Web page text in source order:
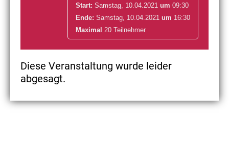
Start: Samstag, 10.04.2021 um 09:30
Ende: Samstag, 10.04.2021 um 16:30
Maximal 20 Teilnehmer
Diese Veranstaltung wurde leider
abgesagt.